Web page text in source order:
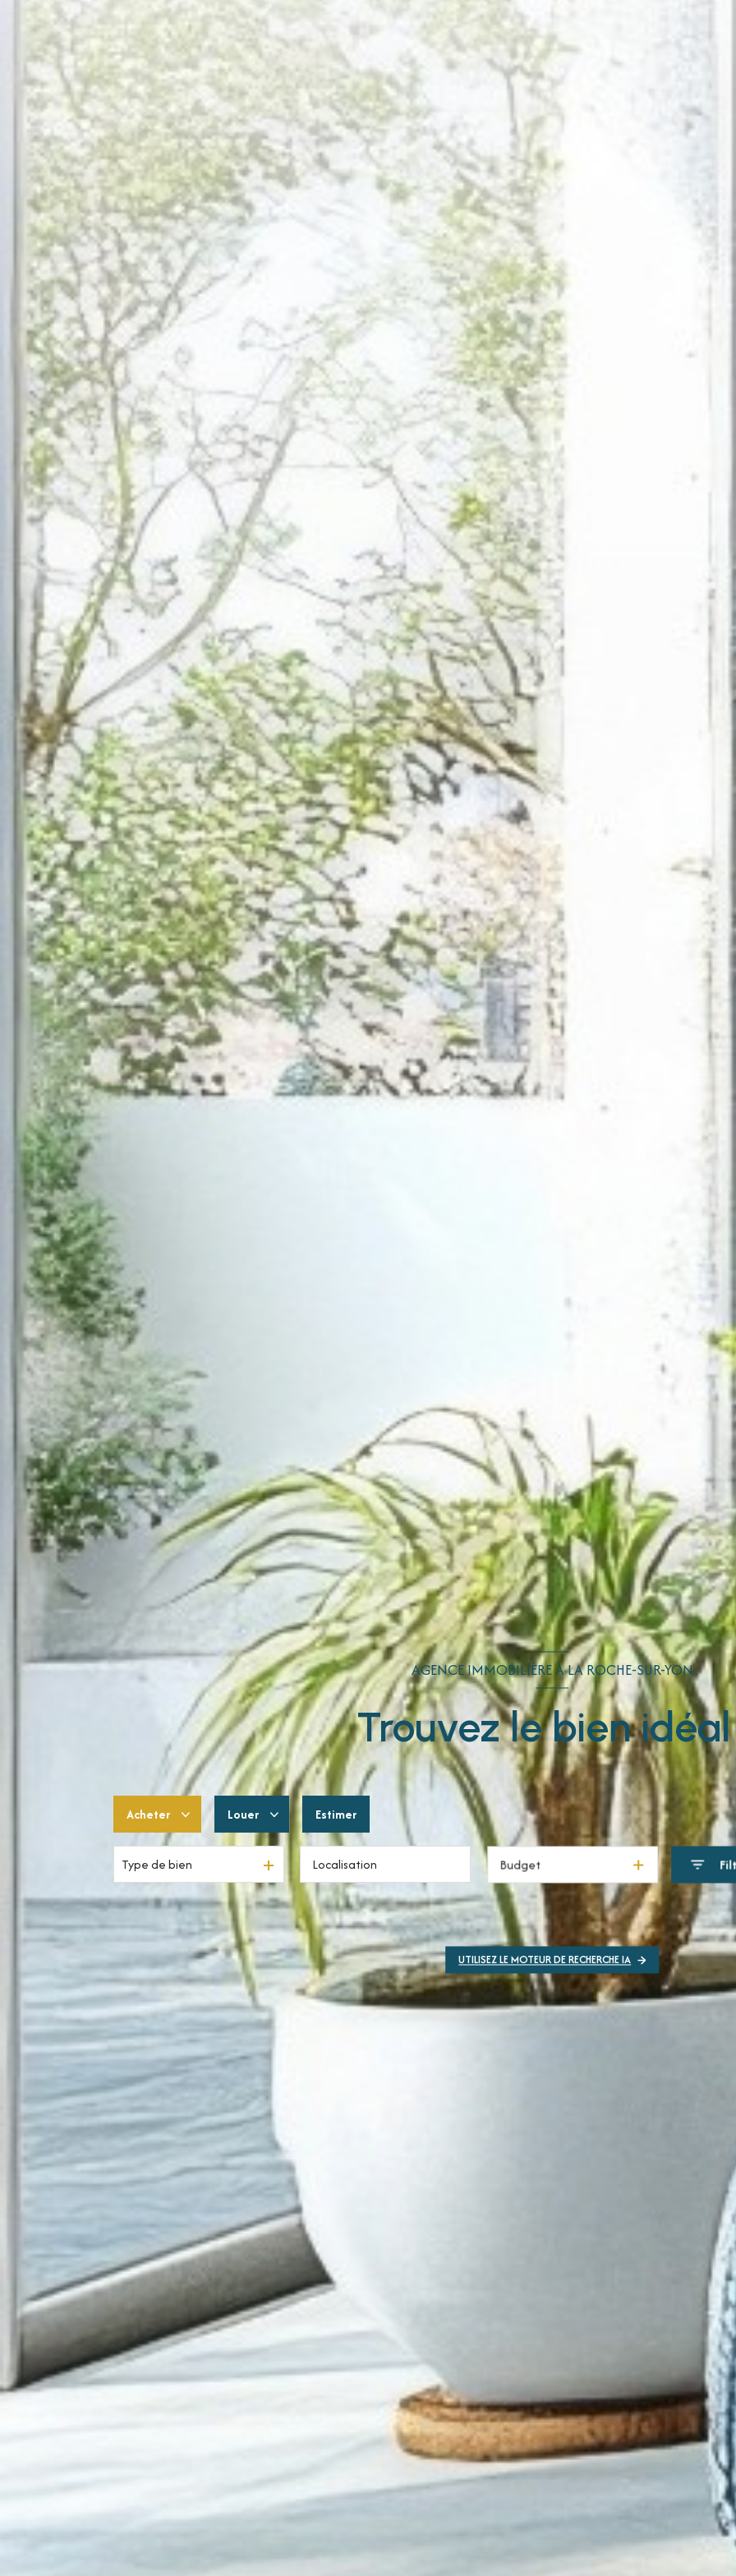
AGENCE IMMOBILIÈRE À LA ROCHE-SUR-YON
Trouvez le bien idéal
Acheter
Résidentiel
Louer
à l'année
Estimer
Type de bien Budget
UTILISEZ LE MOTEUR DE RECHERCHE IA